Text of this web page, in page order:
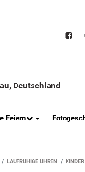
Deutschland
Feiern
LAUFRUHIGE UHREN